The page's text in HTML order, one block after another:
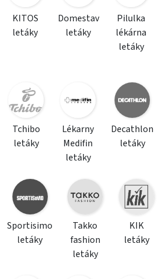
KITOS
letáky
Domestav
letáky
Pilulka
lékárna
letáky
Tchibo
letáky
Lékarny
Medifin
letáky
Decathlon
letáky
Sportisimo
letáky
Takko
fashion
letáky
KIK
letáky